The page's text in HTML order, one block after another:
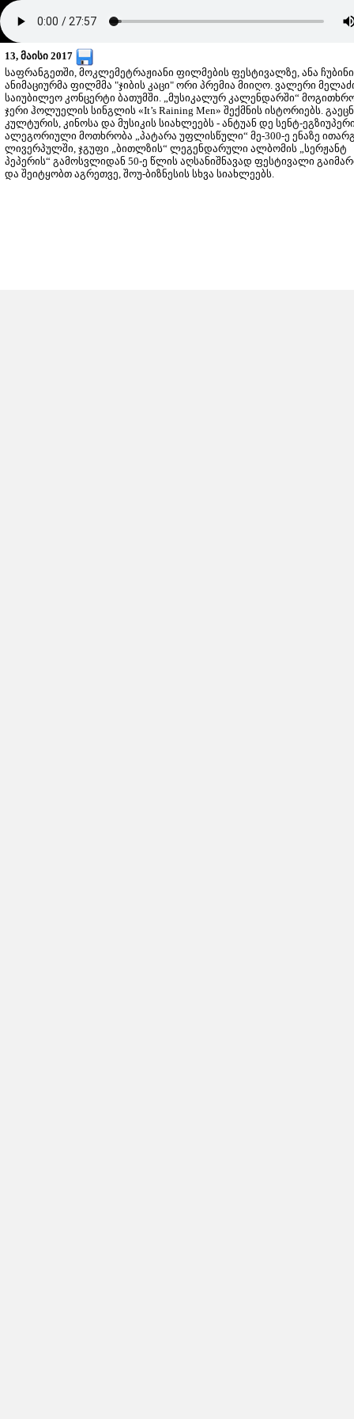
13, მაისი 2017
საფრანგეთში, მოკლემეტრაჟიანი ფილმების ფესტივალზე, ანა
ანიმაციურმა ფილმმა "ჯიბის კაცი" ორი პრემია მიიღო. ვალერი
საიუბილეო კონცერტი ბათუმში. „მუსიკალურ კალენდარში“
ჯერი ჰოლუელის სინგლის «It’s Raining Men» შექმნის ისტორიებს.
კულტურის, კინოსა და მუსიკის სიახლეებს - ანტუან დე სენტ-
ალეგორიული მოთხრობა „პატარა უფლისწული“ მე-300-ე ენაზე
ლივერპულში, ჯგუფი „ბითლზის“ ლეგენდარული ალბომის „სერჟანტ
პეპერის“ გამოსვლიდან 50-ე წლის აღსანიშნავად ფესტივალი
და შეიტყობთ აგრეთვე, შოუ-ბიზნესის სხვა სიახლეებს.